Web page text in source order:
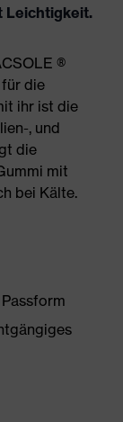
Leichtigkeit.
®
die
ihr ist die
, und
die
mit
bei Kälte.